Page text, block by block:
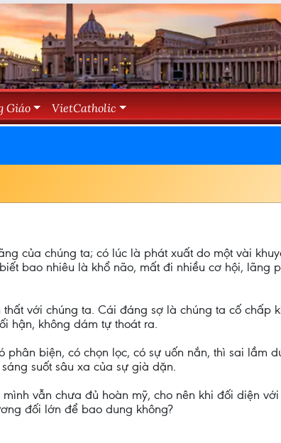
Giáo VietCatholic
của chúng ta; có lúc là phát xuất do một vài
bao nhiêu là khổ não, mất đi nhiều cơ hội, lãng
với chúng ta. Cái đáng sợ là chúng ta cố chấp
hận, không dám tự thoát ra.
biện, có chọn lọc, có sự uốn nắn, thì sai lầm
suốt sâu xa của sự già dặn.
vẫn chưa đủ hoàn mỹ, cho nên khi đối diện
đối lớn để bao dung không?